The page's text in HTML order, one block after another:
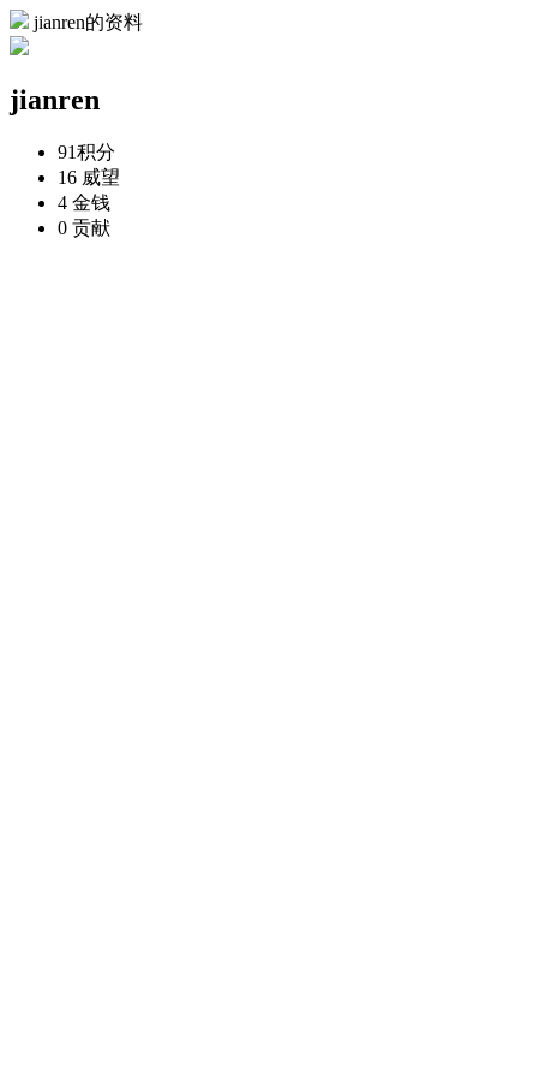
jianren的资料
jianren
91积分
16 威望
4 金钱
0 贡献